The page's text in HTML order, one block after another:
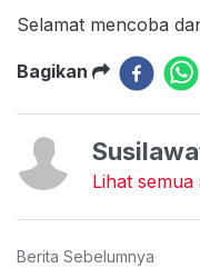
Selamat mencoba
Bagikan
Lihat semua
Berita Sebelumnya